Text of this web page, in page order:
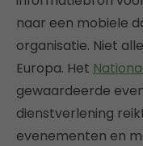
naar een mobiele
organisatie. Niet
Europa. Het
gewaardeerde
dienstverlening
evenementen en